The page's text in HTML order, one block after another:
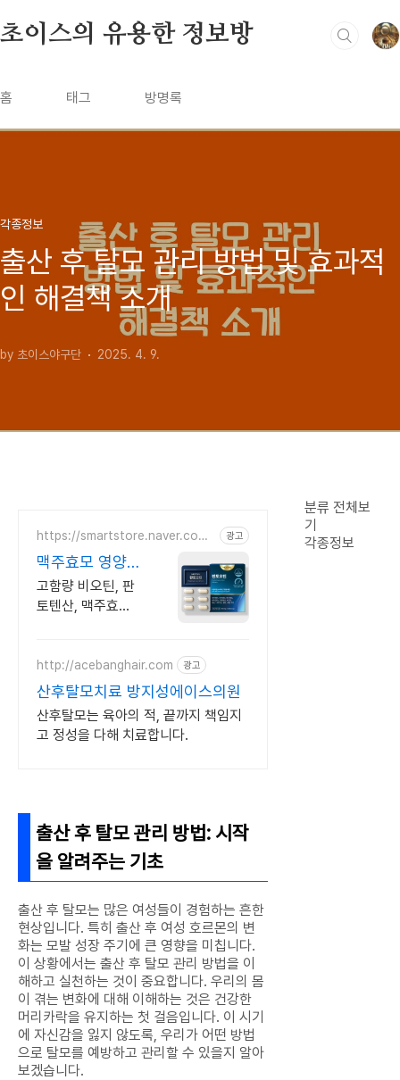
초이스의 유용한 정보방
홈 태그 방명록
각종정보
출산 후 탈모 관리 방법 및 효과적
인 해결책 소개
by 초이스야구단 2025. 4. 9.
https://smartstore.naver.com/
광고
맥주효모 영양제
판토오틴 식약처
기능성 인정원료
고함량 비오틴, 판
토텐산, 맥주효모,
복합영양제
http://acebanghair.com 광고
산후탈모치료 방지성에이스의원
산후탈모는 육아의 적, 끝까지 책임지
고 정성을 다해 치료합니다.
출산 후 탈모 관리 방법: 시작
을 알려주는 기초
출산 후 탈모는 많은 여성들이 경험하는 흔한
현상입니다. 특히 출산 후 여성 호르몬의 변
화는 모발 성장 주기에 큰 영향을 미칩니다.
이 상황에서는 출산 후 탈모 관리 방법을 이
해하고 실천하는 것이 중요합니다. 우리의 몸
이 겪는 변화에 대해 이해하는 것은 건강한
머리카락을 유지하는 첫 걸음입니다. 이 시기
에 자신감을 잃지 않도록, 우리가 어떤 방법
으로 탈모를 예방하고 관리할 수 있을지 알아
보겠습니다.
분류 전체보
기
각종정보